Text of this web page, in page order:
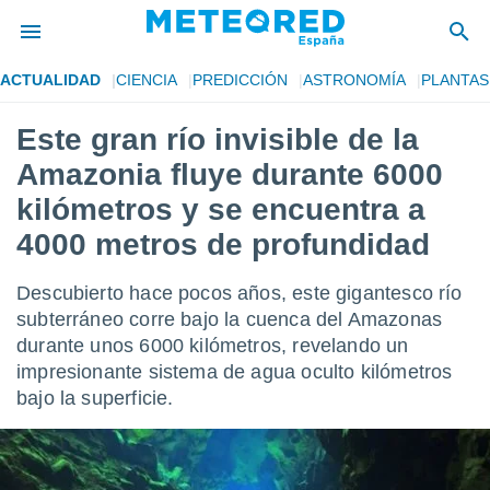
de
por
para
la
que se
calidad.
las
y
forma
digital
basada
ACTUALIDAD CIENCIA PREDICCIÓN ASTRONOMÍA PLANTAS
Este gran río invisible de la
Amazonia fluye durante 6000
kilómetros y se encuentra a
4000 metros de profundidad
Descubierto hace pocos años, este gigantesco río
subterráneo corre bajo la cuenca del Amazonas
durante unos 6000 kilómetros, revelando un
impresionante sistema de agua oculto kilómetros
bajo la superficie.